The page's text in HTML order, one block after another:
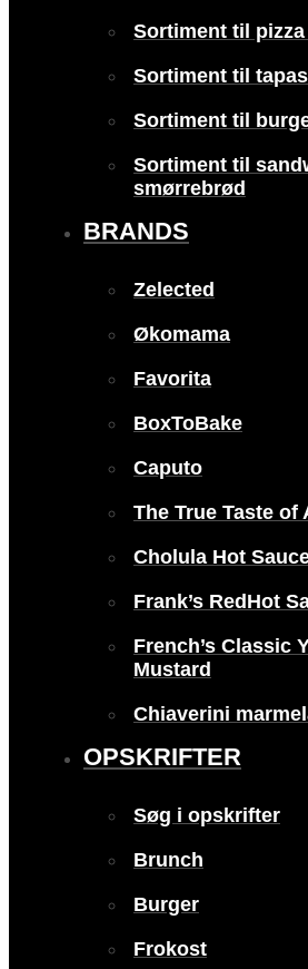
Sortiment til
Sortiment til tapas
Sortiment til
Sortiment til
smørrebrød
BRANDS
Zelected
Økomama
Favorita
BoxToBake
Caputo
The True Taste of
Cholula Hot
Frank’s RedHot
French’s Classic
Mustard
Chiaverini
OPSKRIFTER
Søg i opskrifter
Brunch
Burger
Frokost